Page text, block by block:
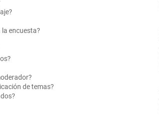
la encuesta?
de temas?